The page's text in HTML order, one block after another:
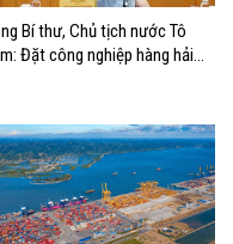
Bí thư, Chủ tịch nước Tô
Đặt công nghiệp hàng hải
mạnh